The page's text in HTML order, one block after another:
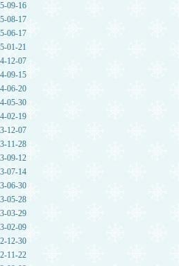
09-16
08-17
06-17
01-21
12-07
09-15
06-20
05-30
02-19
12-07
11-28
09-12
07-14
06-30
05-28
03-29
02-09
12-30
11-22